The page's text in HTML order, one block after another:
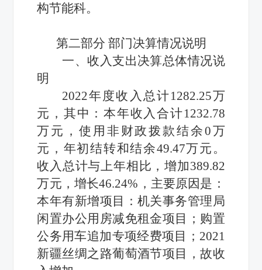
构节能科。
第二部分 部门决算情况说明
一、收入支出决算总体情况说
明
2022年度收入总计1282.25万
元 ， 其中：本年收入合计1232.78
万元 ，使用非财政拨款结余0万
元 ，年初结转和结余49.47万元 。
收入总计与上年相比 ，增加389.82
万元 ， 增长46.24% ，主要原因是 ：
本年有新增项目 ：机关事务管理局
闲置办公用房减免租金项目；购置
公务用车追加专项经费项目； 2021
新疆丝绸之路葡萄酒节项目，故收